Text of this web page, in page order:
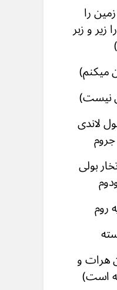
را
زیر و زبر
میکنم)
نیست)
لاندی
بولی
روم
هرات و
است)